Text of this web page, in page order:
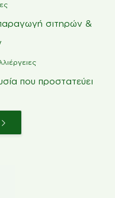
σιτηρών &
που προστατεύει